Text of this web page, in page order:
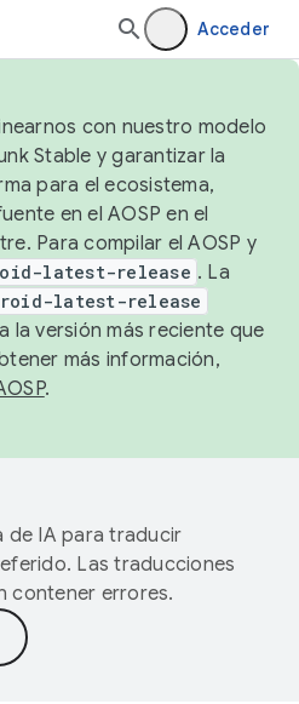
Acceder
con nuestro modelo
Stable y garantizar la
para el ecosistema,
en el AOSP en el
Para compilar el AOSP y
latest-release . La
latest-release
la versión más reciente que
más información,
.
de IA para traducir
Las traducciones
contener errores.